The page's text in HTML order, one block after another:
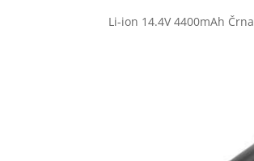
Li-ion 14.4V 4400mAh Črna